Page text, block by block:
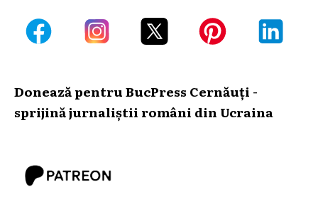
Donează pentru BucPress Cernăuți -
sprijină jurnaliștii români din Ucraina